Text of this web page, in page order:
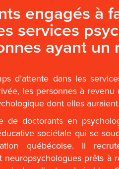
engagés à
services
ayant un
d’attente dans les
les personnes à revenu
dont elles
de doctorants en
sociétale qui se
québécoise. Il
neuropsychologues prêts à